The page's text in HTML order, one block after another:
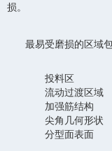
损。
最易受磨损的区域包
投料区
流动过渡区域
加强筋结构
尖角几何形状
分型面表面